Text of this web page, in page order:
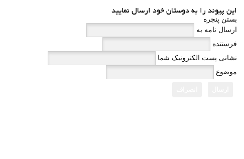
این پیوند را به دوستان خود ارسال نمایید
بستن پنجره
ارسال نامه به
فرستنده
نشانی پست الکترونیک شما
موضوع